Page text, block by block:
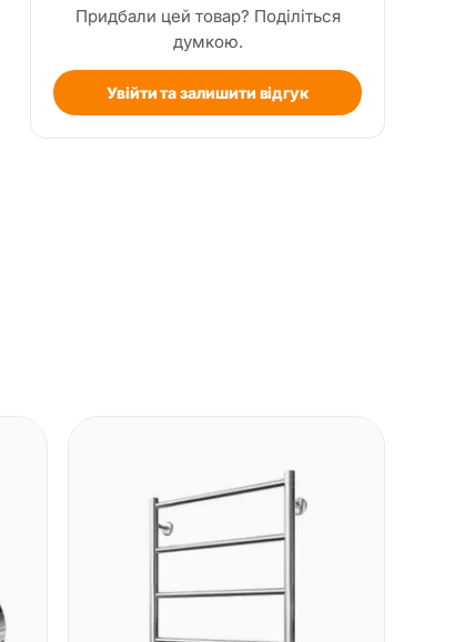
Придбали цей товар? Поділіться
думкою.
Увійти та залишити відгук